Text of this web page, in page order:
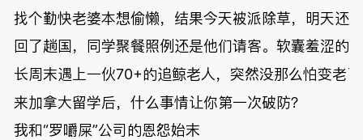
找个勤快老婆本想偷懒，结果今天被派除草，明天还
回了趟国，同学聚餐照例还是他们请客。软囊羞涩的
长周末遇上一伙70+的追鲸老人，突然没那么怕变老了
来加拿大留学后，什么事情让你第一次破防？
我和“罗嚼屎”公司的恩怨始末